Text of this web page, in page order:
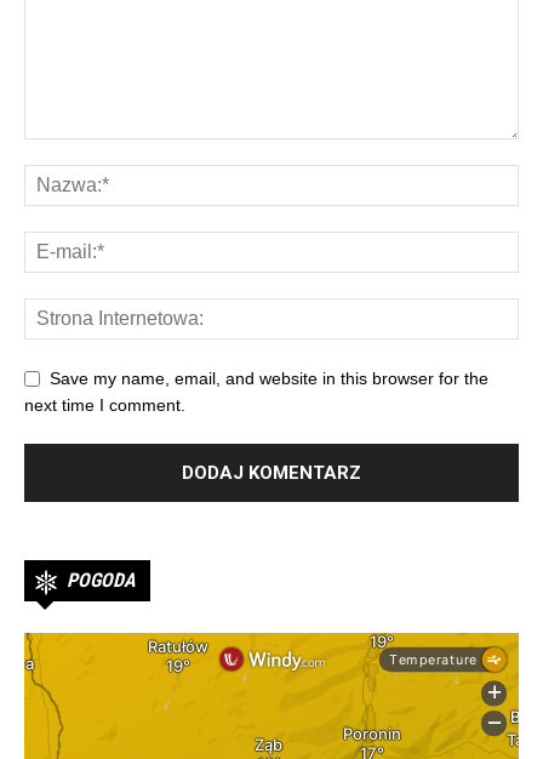
Save my name, email, and website in this browser for the
next time I comment.
POGODA